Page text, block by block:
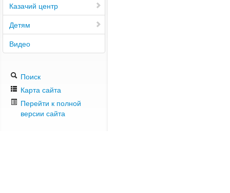
Казачий центр
Детям
Видео
Поиск
Карта сайта
Перейти к полной
версии сайта